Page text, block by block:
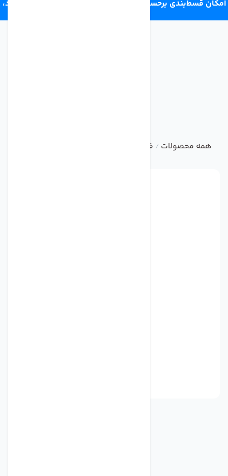
امکان قسط‌بندی برحسب اعتبار ترب‌پی 4 قسط ماهانه. بدون سود،
همه محصولات / فیلتر تصفیه کننده آب